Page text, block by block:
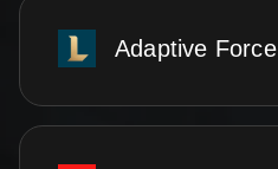
Adaptive Force